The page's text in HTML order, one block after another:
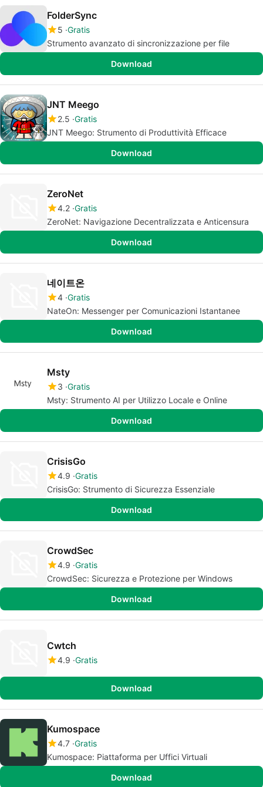
FolderSync
5 Gratis
Strumento avanzato di sincronizzazione per file
Download
JNT Meego
2.5 Gratis
JNT Meego: Strumento di Produttività Efficace
Download
ZeroNet
4.2 Gratis
ZeroNet: Navigazione Decentralizzata e Anticensura
Download
네이트온
4 Gratis
NateOn: Messenger per Comunicazioni Istantanee
Download
Msty
3 Gratis
Msty: Strumento AI per Utilizzo Locale e Online
Download
CrisisGo
4.9 Gratis
CrisisGo: Strumento di Sicurezza Essenziale
Download
CrowdSec
4.9 Gratis
CrowdSec: Sicurezza e Protezione per Windows
Download
Cwtch
4.9 Gratis
Download
Kumospace
4.7 Gratis
Kumospace: Piattaforma per Uffici Virtuali
Download